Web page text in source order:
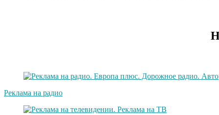
Реклама на радио